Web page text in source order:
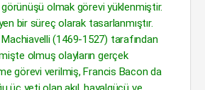
görünüşü olmak görevi yüklenmiştir.
bir süreç olarak tasarlanmıştır.
(1469-1527) tarafından
olmuş olayların gerçek
görevi verilmiş, Francis Bacon da